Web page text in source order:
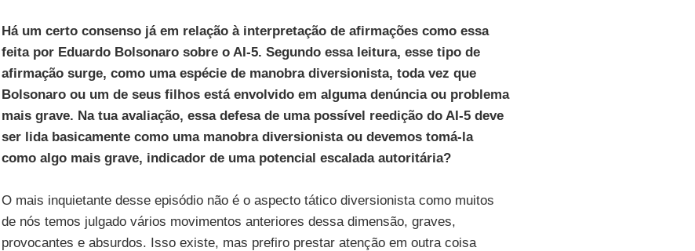
Há um certo consenso já em relação à interpretação de afirmações como essa
feita por Eduardo Bolsonaro sobre o AI-5. Segundo essa leitura, esse tipo de
afirmação surge, como uma espécie de manobra diversionista, toda vez que
Bolsonaro ou um de seus filhos está envolvido em alguma denúncia ou problema
mais grave. Na tua avaliação, essa defesa de uma possível reedição do AI-5 deve
ser lida basicamente como uma manobra diversionista ou devemos tomá-la
como algo mais grave, indicador de uma potencial escalada autoritária?
O mais inquietante desse episódio não é o aspecto tático diversionista como muitos
de nós temos julgado vários movimentos anteriores dessa dimensão, graves,
provocantes e absurdos. Isso existe, mas prefiro prestar atenção em outra coisa